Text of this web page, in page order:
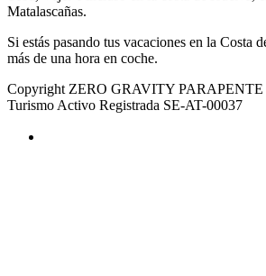
Matalascañas.
Si estás pasando tus vacaciones en la Costa
más de una hora en coche.
Copyright ZERO GRAVITY PARAPENTE
Turismo Activo Registrada SE-AT-00037